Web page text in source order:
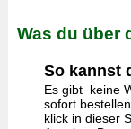
Was du über
So kannst
Es gibt keine
sofort
klick in dieser